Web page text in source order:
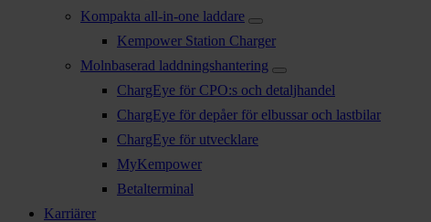
Kompakta all-in-one laddare
Kempower Station Charger
Molnbaserad laddningshantering
ChargEye för CPO:s och detaljhandel
ChargEye för depåer för elbussar och lastbilar
ChargEye för utvecklare
MyKempower
Betalterminal
Karriärer